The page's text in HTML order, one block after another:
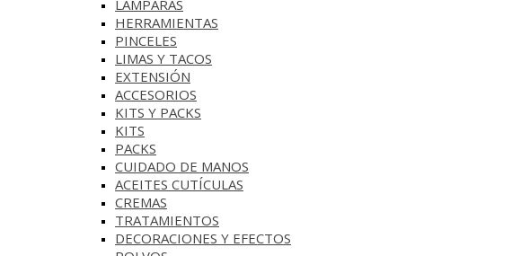
LÁMPARAS
HERRAMIENTAS
PINCELES
LIMAS Y TACOS
EXTENSIÓN
ACCESORIOS
KITS Y PACKS
KITS
PACKS
CUIDADO DE MANOS
ACEITES CUTÍCULAS
CREMAS
TRATAMIENTOS
DECORACIONES Y EFECTOS